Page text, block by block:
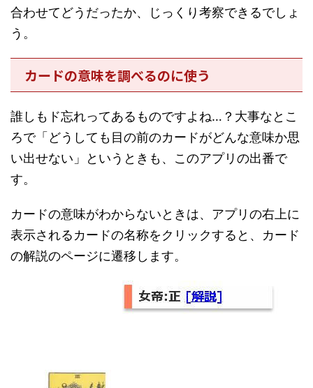
合わせてどうだったか、じっくり考察できるでしょ
う。
カードの意味を調べるのに使う
誰しもド忘れってあるものですよね…？大事なとこ
ろで「どうしても目の前のカードがどんな意味か思
い出せない」というときも、このアプリの出番で
す。
カードの意味がわからないときは、アプリの右上に
表示されるカードの名称をクリックすると、カード
の解説のページに遷移します。